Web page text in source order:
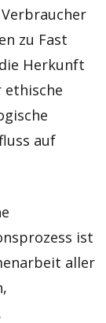
zu Fast
Herkunft
ethische
auf
ist
aller